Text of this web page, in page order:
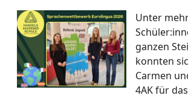
Unter
ganzen
konnten
Carmen
4AK für